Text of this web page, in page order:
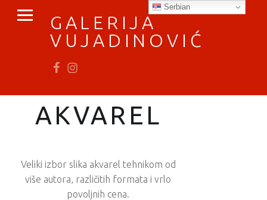
GALERIJA
VUJADINOVIĆ
AKVAREL
Veliki izbor slika akvarel tehnikom od
više autora, različitih formata i vrlo
povoljnih cena.
Serbian